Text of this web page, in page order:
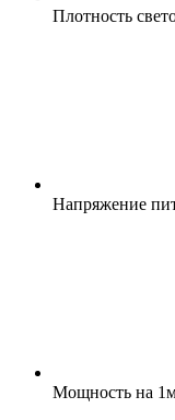
Плотность
Напряжение
Мощность на